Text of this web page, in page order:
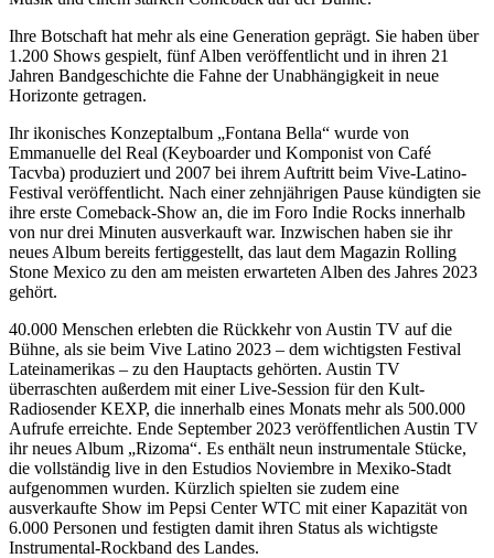
Ihre Botschaft hat mehr als eine Generation geprägt. Sie haben über
1.200 Shows gespielt, fünf Alben veröffentlicht und in ihren 21
Jahren Bandgeschichte die Fahne der Unabhängigkeit in neue
Horizonte getragen.
Ihr ikonisches Konzeptalbum „Fontana Bella“ wurde von
Emmanuelle del Real (Keyboarder und Komponist von Café
Tacvba) produziert und 2007 bei ihrem Auftritt beim Vive-Latino-
Festival veröffentlicht. Nach einer zehnjährigen Pause kündigten sie
ihre erste Comeback-Show an, die im Foro Indie Rocks innerhalb
von nur drei Minuten ausverkauft war. Inzwischen haben sie ihr
neues Album bereits fertiggestellt, das laut dem Magazin Rolling
Stone Mexico zu den am meisten erwarteten Alben des Jahres 2023
gehört.
40.000 Menschen erlebten die Rückkehr von Austin TV auf die
Bühne, als sie beim Vive Latino 2023 – dem wichtigsten Festival
Lateinamerikas – zu den Hauptacts gehörten. Austin TV
überraschten außerdem mit einer Live-Session für den Kult-
Radiosender KEXP, die innerhalb eines Monats mehr als 500.000
Aufrufe erreichte. Ende September 2023 veröffentlichen Austin TV
ihr neues Album „Rizoma“. Es enthält neun instrumentale Stücke,
die vollständig live in den Estudios Noviembre in Mexiko-Stadt
aufgenommen wurden. Kürzlich spielten sie zudem eine
ausverkaufte Show im Pepsi Center WTC mit einer Kapazität von
6.000 Personen und festigten damit ihren Status als wichtigste
Instrumental-Rockband des Landes.